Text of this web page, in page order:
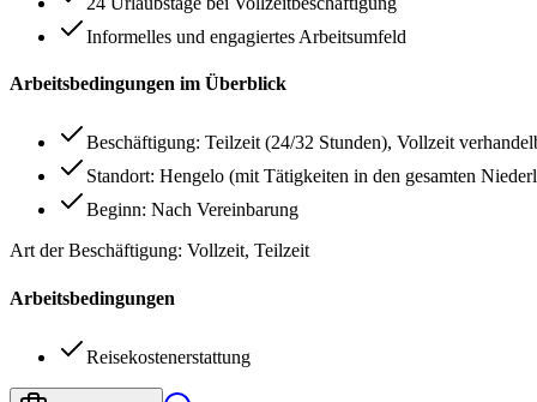
Informelles und engagiertes Arbeitsumfeld
Arbeitsbedingungen im Überblick
Beschäftigung: Teilzeit (24/32 Stunden), Vollzeit
Standort: Hengelo (mit Tätigkeiten in den gesamten
Beginn: Nach Vereinbarung
Art der Beschäftigung: Vollzeit, Teilzeit
Arbeitsbedingungen
Reisekostenerstattung